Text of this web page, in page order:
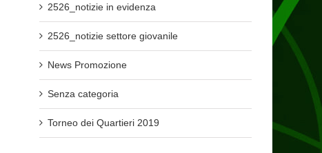
2526_notizie in evidenza
2526_notizie settore giovanile
News Promozione
Senza categoria
Torneo dei Quartieri 2019